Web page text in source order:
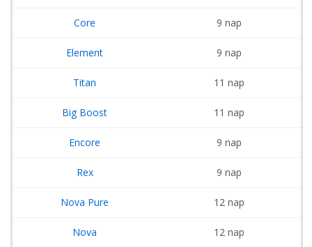
Core 9 nap
Element 9 nap
Titan 11 nap
Big Boost 11 nap
Encore 9 nap
Rex 9 nap
Nova Pure 12 nap
Nova 12 nap